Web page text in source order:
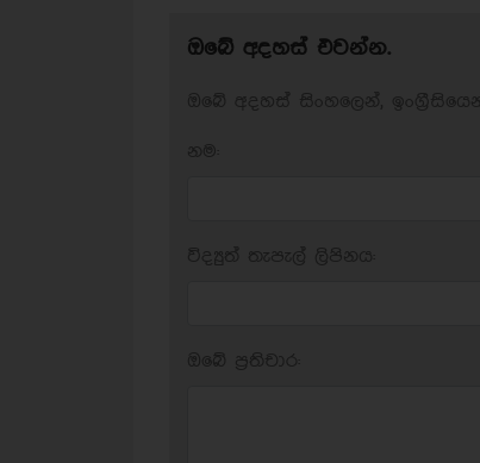
ඔබේ අදහස් එවන්න.